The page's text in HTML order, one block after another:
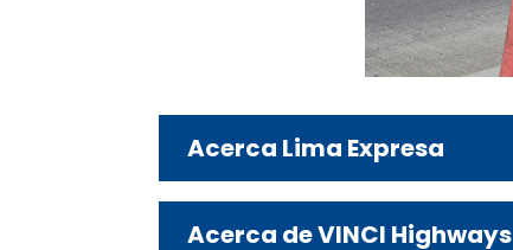
Acerca Lima Expresa
Acerca de VINCI Highways